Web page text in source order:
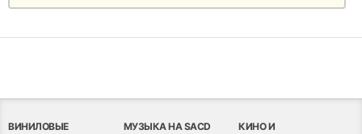
ВИНИЛОВЫЕ
МУЗЫКА НА SACD
КИНО И